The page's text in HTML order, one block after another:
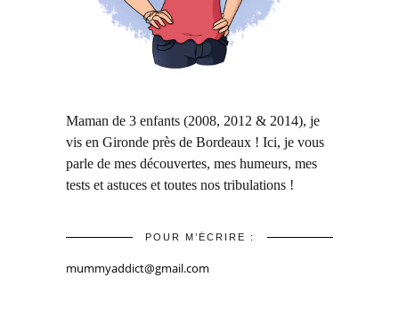
Maman de 3 enfants (2008, 2012 & 2014), je
vis en Gironde près de Bordeaux ! Ici, je vous
parle de mes découvertes, mes humeurs, mes
tests et astuces et toutes nos tribulations !
POUR M’ÉCRIRE :
mummyaddict@gmail.com